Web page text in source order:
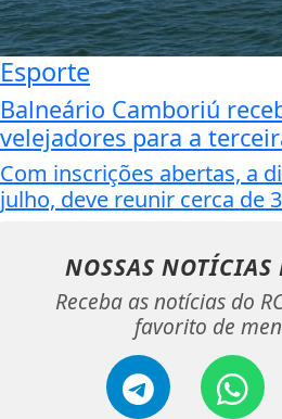
Esporte
Balneário Camboriú
velejadores para a
Com inscrições abertas, a
julho, deve reunir cerca de
NOSSAS NOTÍCIAS
Receba as notícias do
favorito de